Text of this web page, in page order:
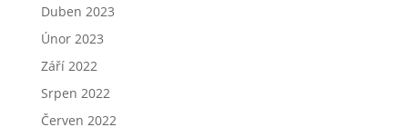
Duben 2023
Únor 2023
Září 2022
Srpen 2022
Červen 2022